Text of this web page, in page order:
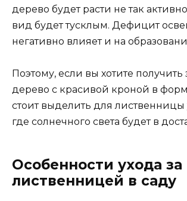
дерево будет расти не так
вид будет тусклым. Дефицит
негативно влияет и на
Поэтому, если вы хотите получить
дерево с красивой кроной в
стоит выделить для лиственницы
где солнечного света будет в
Особенности ухода за
лиственницей в саду